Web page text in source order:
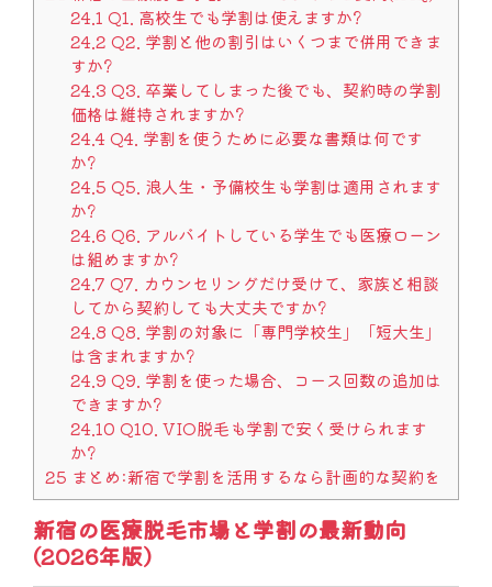
24.1 Q1. 高校生でも学割は使えますか?
24.2 Q2. 学割と他の割引はいくつまで併用できま
すか?
24.3 Q3. 卒業してしまった後でも、契約時の学割
価格は維持されますか?
24.4Q4. 学割を使うために必要な書類は何です
か?
24.5 Q5. 浪人生・予備校生も学割は適用されます
か?
24.6 Q6. アルバイトしている学生でも医療ローン
は組めますか?
24.7 Q7. カウンセリングだけ受けて、家族と相談
してから契約しても大丈夫ですか?
24.8 Q8. 学割の対象に「専門学校生」「短大生」
は含まれますか?
24.9 Q9. 学割を使った場合、コース回数の追加は
できますか?
24.10 Q10. VIO脱毛も学割で安く受けられます
か?
25 まとめ:新宿で学割を活用するなら計画的な契約を
新宿の医療脱毛市場と学割の最新動向
(2026年版)